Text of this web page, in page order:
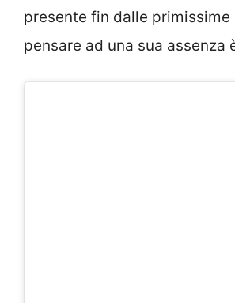
presente fin dalle primissime
pensare ad una sua assenza